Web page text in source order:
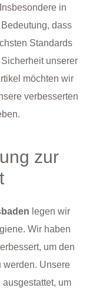
in
dass
Standards
unserer
möchten wir
verbesserten
zur
legen wir
Wir haben
um den
werden. Unsere
um